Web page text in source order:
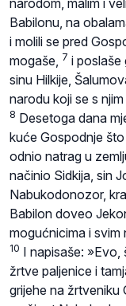
Babilonu, na
i molili se pred
mogaše,
7 i poslaše
sinu Hilkije,
narodu koji se s
8 Desetoga dana
kuće Gospodnje
odnio natrag u
načinio Sidkija, sin
Nabukodonozor,
Babilon doveo
mogućnicima i svim
10 I napisaše: »Evo,
žrtve paljenice i
grijehe na žrtveniku